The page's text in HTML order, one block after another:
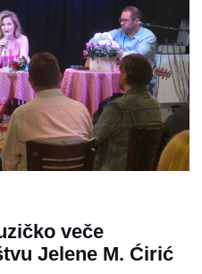
veče
Jelene M. Ćirić